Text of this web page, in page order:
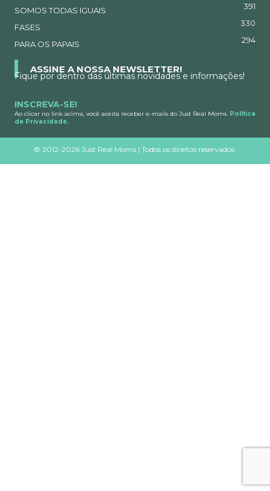
SOMOS TODAS IGUAIS 391
FASES 330
PARA OS PAPAIS 294
ASSINE A NOSSA NEWSLETTER!
Fique por dentro das últimas novidades e informações!
INSCREVA-SE!
Ao clicar no link acima, você aceita receber e-mails do Just Real Moms. Política
de Privacidade.
© 2012-2026 Just Real Moms | Todos os direitos reservados.